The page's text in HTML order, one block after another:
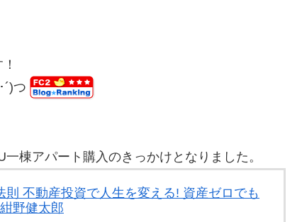
つ
棟アパート購入のきっかけとなりました。
不動産投資で人生を変える! 資産ゼロでも
野健太郎